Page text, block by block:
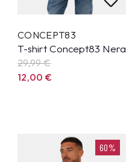
CONCEPT83
T-shirt Concept83 Nera
29,99€
12,00€
60%